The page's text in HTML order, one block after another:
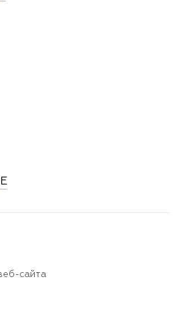
сайта